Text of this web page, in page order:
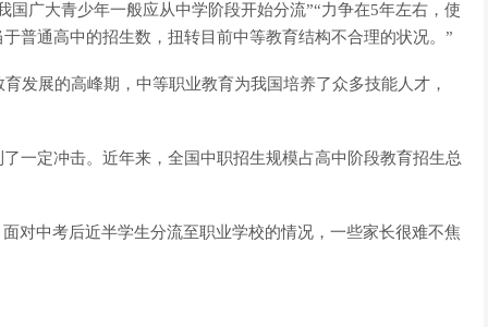
广大青少年一般应从中学阶段开始分流”“力争在5年左右，使
普通高中的招生数，扭转目前中等教育结构不合理的状况。”
发展的高峰期，中等职业教育为我国培养了众多技能人才，
一定冲击。近年来，全国中职招生规模占高中阶段教育招生总
对中考后近半学生分流至职业学校的情况，一些家长很难不焦